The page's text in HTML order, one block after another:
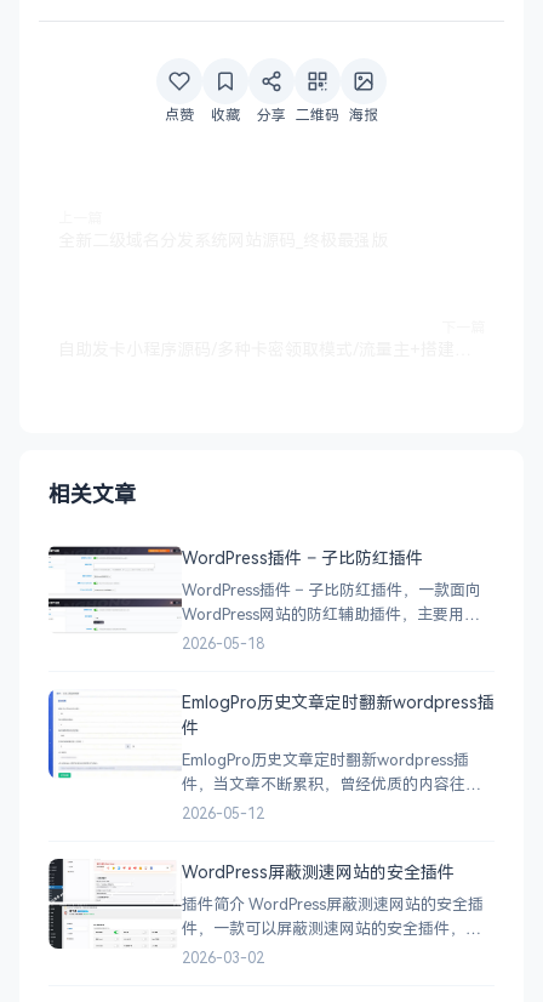
点赞 收藏 分享 二维码 海报
相关文章
WordPress插件 – 子比防红插件
WordPress插件 – 子比防红插件，一款面向
WordPress网站的防红辅助插件，主要用于
在微信、QQ、抖音等平台访问网站链接时，
址
2026-05-18
EmlogPro历史文章定时翻新wordpress插
件
EmlogPro历史文章定时翻新wordpress插
件，当文章不断累积，曾经优质的内容往往
会被时间掩盖，旧文章逐渐失去曝光，搜索
后，系统可每日自动对历史文章进行更新与
翻新，让优质内容重新获得展示机会，持续
为站点带来稳定流量。
2026-05-12
WordPress屏蔽测速网站的安全插件
插件简介 WordPress屏蔽测速网站的安全插
件，一款可以屏蔽测速网站的安全插件，可
以去屏蔽测速网站的一款插件，这款插件还
2026-03-02